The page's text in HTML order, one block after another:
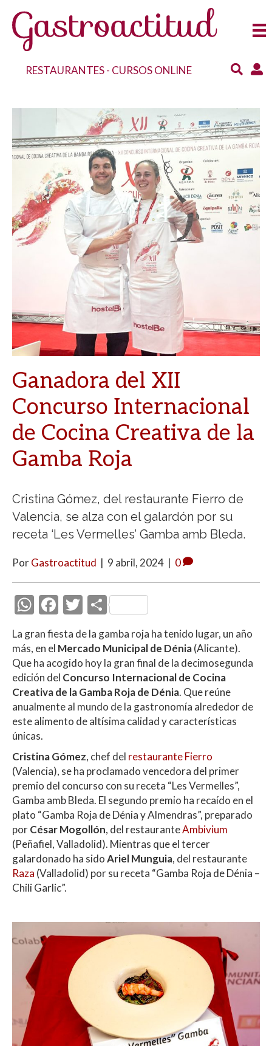
RESTAURANTES- CURSOS ONLINE
Ganadora del XII
Concurso Internacional
de Cocina Creativa de la
Gamba Roja
Cristina Gómez, del restaurante Fierro de
Valencia, se alza con el galardón por su
receta ‘Les Vermelles’ Gamba amb Bleda.
PorGastroactitud | 9 abril, 2024 | 0
W
at
s
A
p
p
F
ac
e
b
o
o
k
T
w
itt
er
C
m
p
ar
ti
r
La gran fiesta de la gamba roja ha tenido lugar, un año
más, en el Mercado Municipal de Dénia(Alicante).
Que ha acogido hoy la gran final de la decimosegunda
edición del Concurso Internacional de Cocina
Creativa de la Gamba Roja de Dénia. Que reúne
anualmente al mundo de la gastronomía alrededor de
este alimento de altísima calidad y características
únicas.
Cristina Gómez, chef del restauranteFierro
(Valencia), se ha proclamado vencedora del primer
premio del concurso con su receta “Les Vermelles”,
Gamba amb Bleda. El segundo premio ha recaído en el
plato “Gamba Roja de Dénia y Almendras”, preparado
porCésar Mogollón, del restauranteAmbivium
(Peñafiel, Valladolid). Mientras que el tercer
galardonado ha sidoAriel Munguia, del restaurante
Raza (Valladolid) por su receta “Gamba Roja de Dénia –
Chili Garlic”.